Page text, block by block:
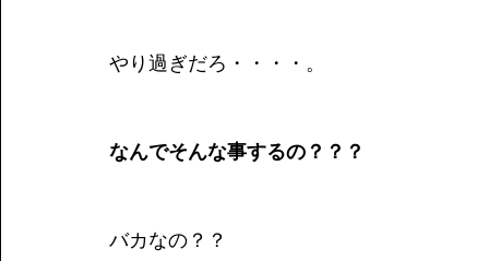
やり過ぎだろ・・・・。
なんでそんな事するの？？？
バカなの？？